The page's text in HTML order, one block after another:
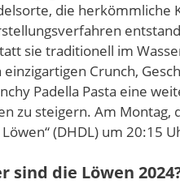
die herkömmliche
sie traditionell im
einzigartigen Crunch,
Padella Pasta eine
zu steigern. Am Montag,
(DHDL) um 20:15
sind die Löwen